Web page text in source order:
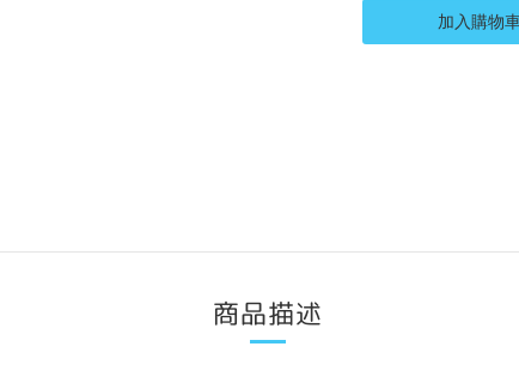
加入購物
商品描述